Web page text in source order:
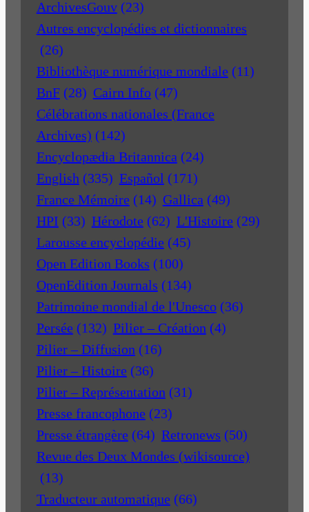
ArchivesGouv (23)
Autres encyclopédies et dictionnaires
(26)
Bibliothèque numérique mondiale (11)
BnF (28) Cairn Info (47)
Célébrations nationales (France
Archives) (142)
Encyclopædia Britannica (24)
English (335) Español (171)
France Mémoire (14) Gallica (49)
HPI (33) Hérodote (62) L'Histoire (29)
Larousse encyclopédie (45)
Open Edition Books (100)
OpenEdition Journals (134)
Patrimoine mondial de l'Unesco (36)
Persée (132) Pilier – Création (4)
Pilier – Diffusion (16)
Pilier – Histoire (36)
Pilier – Représentation (31)
Presse francophone (23)
Presse étrangère (64) Retronews (50)
Revue des Deux Mondes (wikisource)
(13)
Traducteur automatique (66)